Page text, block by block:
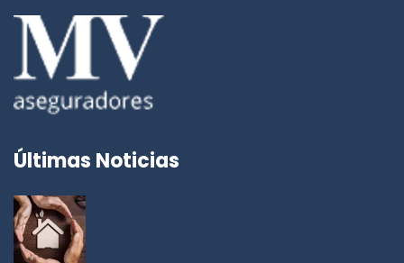
Últimas Noticias